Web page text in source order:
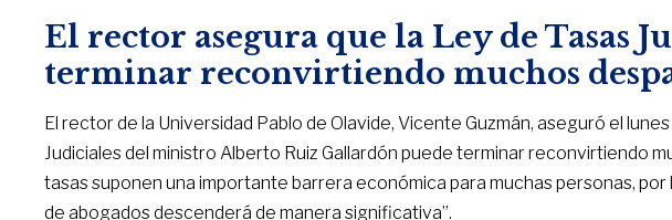
El rector asegura que la Ley de Tasas
terminar reconvirtiendo muchos
El rector de la Universidad Pablo de Olavide, Vicente Guzmán, aseguró el
Judiciales del ministro Alberto Ruiz Gallardón puede terminar reconvirtiendo
tasas suponen una importante barrera económica para muchas personas,
de abogados descenderá de manera significativa”.